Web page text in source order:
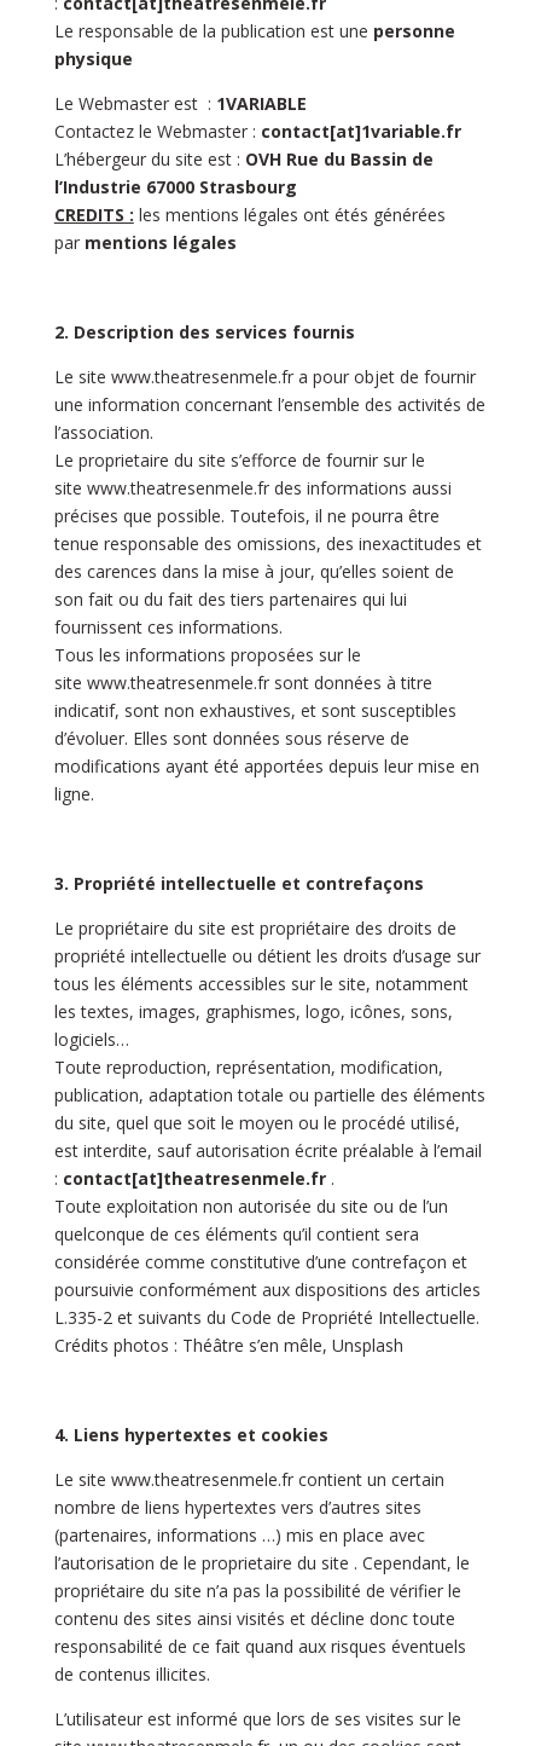
Le responsable de la publication est une personne
physique
Le Webmaster est : 1VARIABLE
Contactez le Webmaster : contact[at]1variable.fr
L’hébergeur du site est : OVH Rue du Bassin de
l’Industrie 67000 Strasbourg
CREDITS : les mentions légales ont étés générées
par mentions légales
2. Description des services fournis
Le site www.theatresenmele.fr a pour objet de fournir
une information concernant l’ensemble des activités de
l’association.
Le proprietaire du site s’efforce de fournir sur le
site www.theatresenmele.fr des informations aussi
précises que possible. Toutefois, il ne pourra être
tenue responsable des omissions, des inexactitudes et
des carences dans la mise à jour, qu’elles soient de
son fait ou du fait des tiers partenaires qui lui
fournissent ces informations.
Tous les informations proposées sur le
site www.theatresenmele.fr sont données à titre
indicatif, sont non exhaustives, et sont susceptibles
d’évoluer. Elles sont données sous réserve de
modifications ayant été apportées depuis leur mise en
ligne.
3. Propriété intellectuelle et contrefaçons
Le propriétaire du site est propriétaire des droits de
propriété intellectuelle ou détient les droits d’usage sur
tous les éléments accessibles sur le site, notamment
les textes, images, graphismes, logo, icônes, sons,
logiciels…
Toute reproduction, représentation, modification,
publication, adaptation totale ou partielle des éléments
du site, quel que soit le moyen ou le procédé utilisé,
est interdite, sauf autorisation écrite préalable à l’email
: contact[at]theatresenmele.fr.
Toute exploitation non autorisée du site ou de l’un
quelconque de ces éléments qu’il contient sera
considérée comme constitutive d’une contrefaçon et
poursuivie conformément aux dispositions des articles
L.335-2 et suivants du Code de Propriété Intellectuelle.
Crédits photos : Théâtre s’en mêle, Unsplash
4. Liens hypertextes et cookies
Le site www.theatresenmele.fr contient un certain
nombre de liens hypertextes vers d’autres sites
(partenaires, informations …) mis en place avec
l’autorisation de le proprietaire du site . Cependant, le
propriétaire du site n’a pas la possibilité de vérifier le
contenu des sites ainsi visités et décline donc toute
responsabilité de ce fait quand aux risques éventuels
de contenus illicites.
L’utilisateur est informé que lors de ses visites sur le